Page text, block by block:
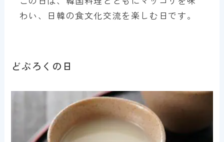
わい、日韓の食文化交流を楽しむ日です。
どぶろくの日